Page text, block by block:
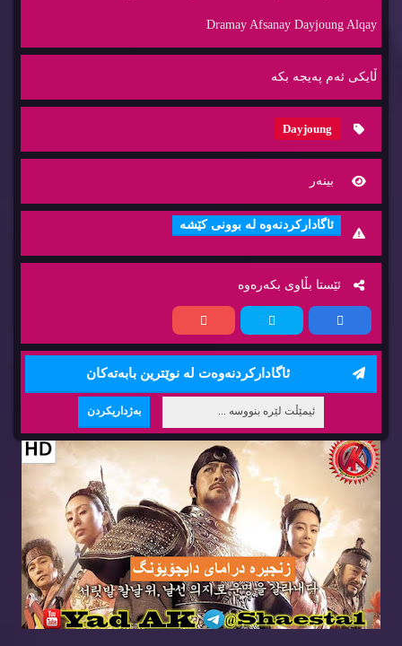
Dramay Afsanay Dayjoung Alqay
ڵایكی ئه‌م په‌یجه‌ بكه‌
Dayjoung
بینه‌ر
ئاگاداركردنه‌وه‌ له‌ بوونی كێشه‌
ئێستا بڵاوی بكه‌ره‌وه‌
ئاگاداركردنه‌وه‌ت له‌ نوێترین بابه‌ته‌كان